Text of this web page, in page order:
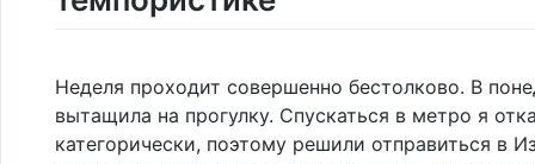
Неделя проходит совершенно бестолково. В
вытащила на прогулку. Спускаться в метро я
категорически, поэтому решили отправиться в